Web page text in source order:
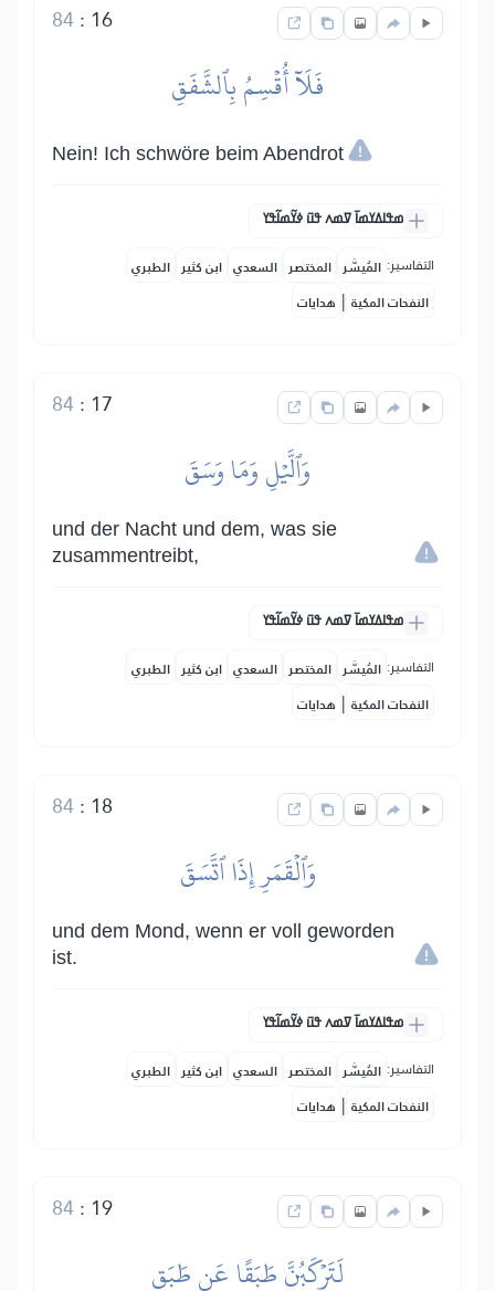
16
:
84
فَلَآ أُقۡسِمُ بِٱلشَّفَقِ
Nein! Ich schwöre beim Abendrot
ߘߟߊߡߌߘߊ߫ ߜߘߍ ߟߎ߫ ߦߌ߬ߘߊ߬ߟߌ
التفاسير: المُيسَّر المختصر السعدي ابن كثير الطبري
النفحات المكية | هدايات
17
:
84
وَٱلَّيۡلِ وَمَا وَسَقَ
und der Nacht und dem, was sie
zusammentreibt,
ߘߟߊߡߌߘߊ߫ ߜߘߍ ߟߎ߫ ߦߌ߬ߘߊ߬ߟߌ
التفاسير: المُيسَّر المختصر السعدي ابن كثير الطبري
النفحات المكية | هدايات
18
:
84
وَٱلۡقَمَرِ إِذَا ٱتَّسَقَ
und dem Mond, wenn er voll geworden
ist.
ߘߟߊߡߌߘߊ߫ ߜߘߍ ߟߎ߫ ߦߌ߬ߘߊ߬ߟߌ
التفاسير: المُيسَّر المختصر السعدي ابن كثير الطبري
النفحات المكية | هدايات
19
:
84
لَتَرۡكَبُنَّ طَبَقًا عَن طَبَقٖ